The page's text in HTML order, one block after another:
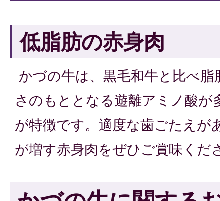
低脂肪の赤身肉
かづの牛は、黒毛和牛と比べ
さのもととなる遊離アミノ酸が
が特徴です。適度な歯ごたえが
が増す赤身肉をぜひご賞味くだ